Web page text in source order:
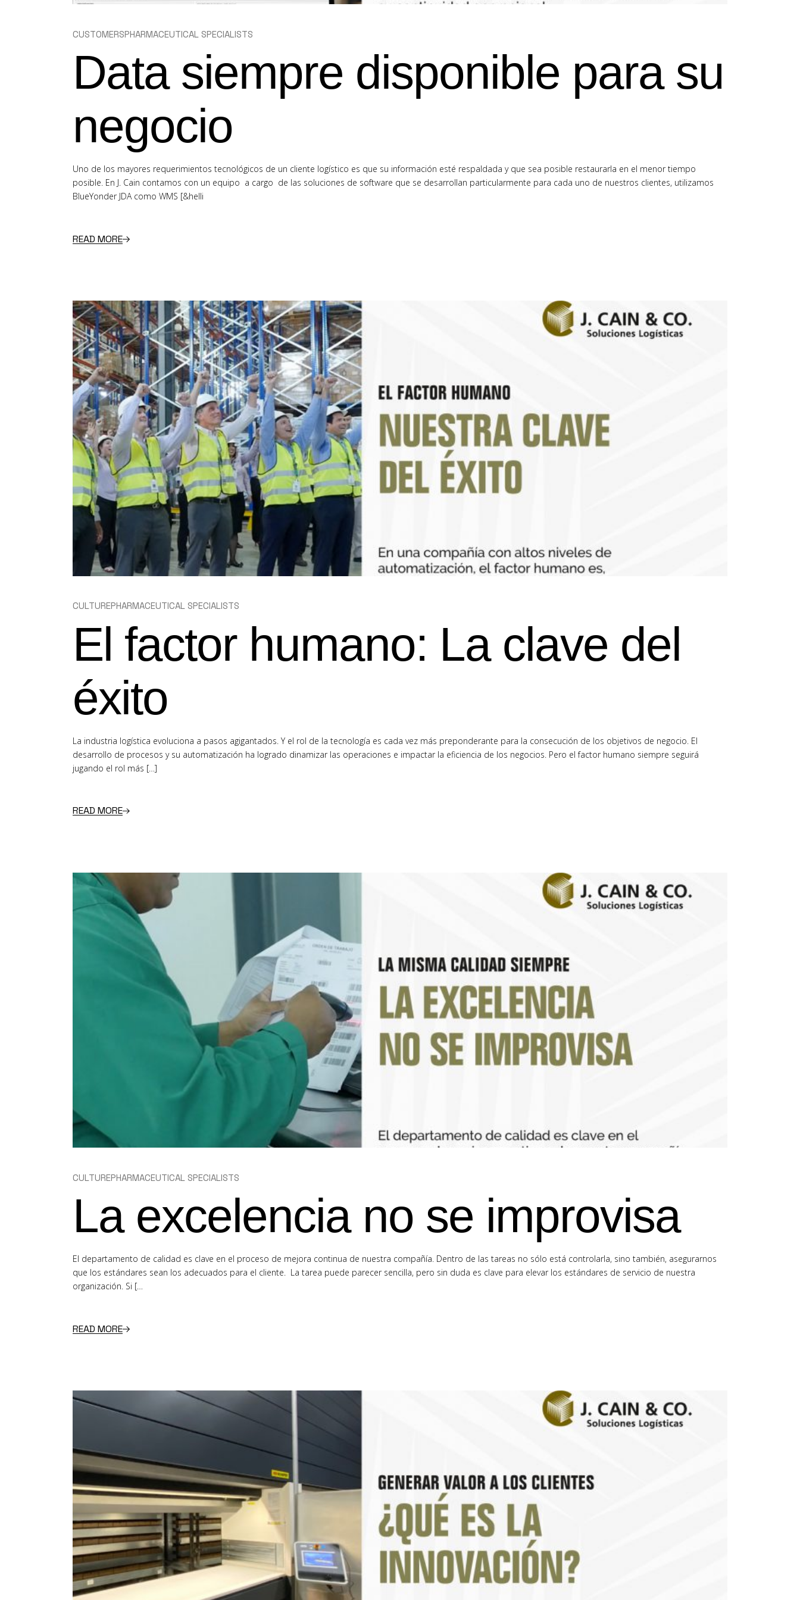
CUSTOMERSPHARMACEUTICAL SPECIALISTS
Data siempre disponible para su
negocio
Uno de los mayores requerimientos tecnológicos de un cliente logístico es que su información esté respaldada y que sea posible restaurarla en el menor tiempo
posible. En J. Cain contamos con un equipo a cargo de las soluciones de software que se desarrollan particularmente para cada uno de nuestros clientes, utilizamos
BlueYonder JDA como WMS [&helli
READ MORE
CULTUREPHARMACEUTICAL SPECIALISTS
El factor humano: La clave del
éxito
La industria logística evoluciona a pasos agigantados. Y el rol de la tecnología es cada vez más preponderante para la consecución de los objetivos de negocio. El
desarrollo de procesos y su automatización ha logrado dinamizar las operaciones e impactar la eficiencia de los negocios. Pero el factor humano siempre seguirá
jugando el rol más […]
READ MORE
CULTUREPHARMACEUTICAL SPECIALISTS
La excelencia no se improvisa
El departamento de calidad es clave en el proceso de mejora continua de nuestra compañía. Dentro de las tareas no sólo está controlarla, sino también, asegurarnos
que los estándares sean los adecuados para el cliente. La tarea puede parecer sencilla, pero sin duda es clave para elevar los estándares de servicio de nuestra
organización. Si […
READ MORE